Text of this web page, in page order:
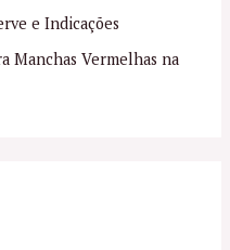
e Indicações
Manchas Vermelhas na